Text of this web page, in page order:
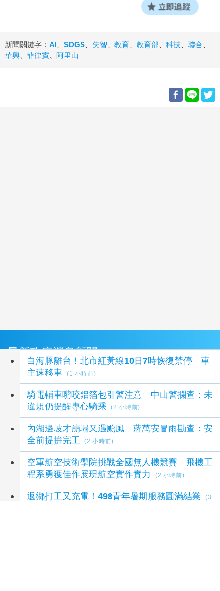
新聞關鍵字： AI SDGS 失智 教育 教育部 科技 聯合
華興
菲律賓 阿里山
最新政府消息新聞
白海豚離台！北市紅黃線10日7時恢復禁停 車
主速移車
(1 小時前)
騎電輔車嘴咬鋁箔包引警注意 中山警攔查：未
違規仍提醒專心騎乘
(2 小時前)
內湖邊坡才崩塌又遇颱風 蔣萬安冒雨勘查：安
全前提拚完工
(2 小時前)
空軍航空技術學院挑戰全國無人機競賽 飛機工
程系勇獲佳作展現航空實作實力
(2 小時前)
返鄉打工又充電！498青年暑期服務圓滿結業
(3